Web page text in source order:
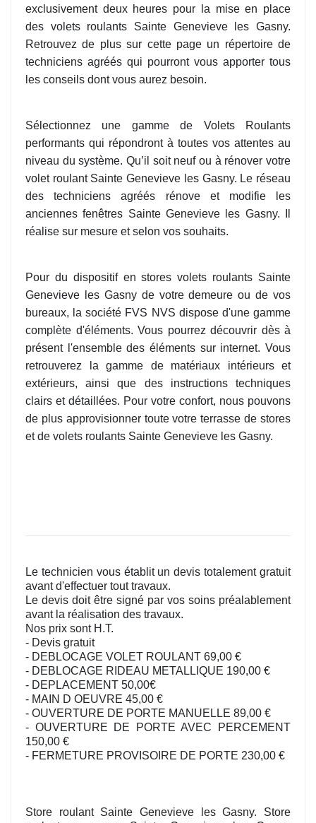
exclusivement deux heures pour la mise en place
des volets roulants Sainte Genevieve les Gasny.
Retrouvez de plus sur cette page un répertoire de
techniciens agréés qui pourront vous apporter tous
les conseils dont vous aurez besoin.
Sélectionnez une gamme de Volets Roulants
performants qui répondront à toutes vos attentes au
niveau du système. Qu’il soit neuf ou à rénover votre
volet roulant Sainte Genevieve les Gasny. Le réseau
des techniciens agréés rénove et modifie les
anciennes fenêtres Sainte Genevieve les Gasny. Il
réalise sur mesure et selon vos souhaits.
Pour du dispositif en stores volets roulants Sainte
Genevieve les Gasny de votre demeure ou de vos
bureaux, la société FVS NVS dispose d'une gamme
complète d'éléments. Vous pourrez découvrir dès à
présent l'ensemble des éléments sur internet. Vous
retrouverez la gamme de matériaux intérieurs et
extérieurs, ainsi que des instructions techniques
clairs et détaillées. Pour votre confort, nous pouvons
de plus approvisionner toute votre terrasse de stores
et de volets roulants Sainte Genevieve les Gasny.
Le technicien vous établit un devis totalement gratuit
avant d'effectuer tout travaux.
Le devis doit être signé par vos soins préalablement
avant la réalisation des travaux.
Nos prix sont H.T.
- Devis gratuit
- DEBLOCAGE VOLET ROULANT 69,00 €
- DEBLOCAGE RIDEAU METALLIQUE 190,00 €
- DEPLACEMENT 50,00€
- MAIN D OEUVRE 45,00 €
- OUVERTURE DE PORTE MANUELLE 89,00 €
- OUVERTURE DE PORTE AVEC PERCEMENT
150,00 €
- FERMETURE PROVISOIRE DE PORTE 230,00 €
Store roulant Sainte Genevieve les Gasny. Store